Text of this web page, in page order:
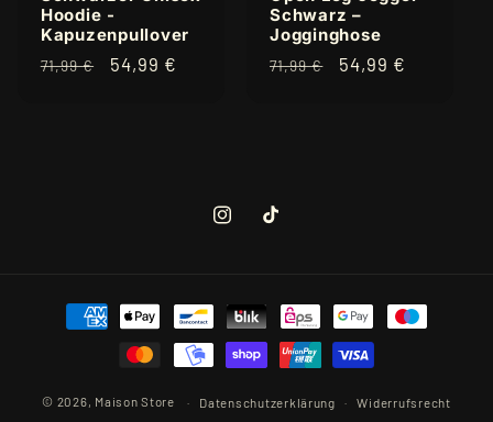
Hoodie -
Kapuzenpullover
Normaler
71,99 € Verkaufspreis
54,99 €
Schwarz –
Jogginghose
Normaler
71,99 € Verkaufspreis
54,99 €
InstagramTikTok
Zahlungsmethoden
© 2026, Maison Store Datenschutzerklärung Widerrufsrecht